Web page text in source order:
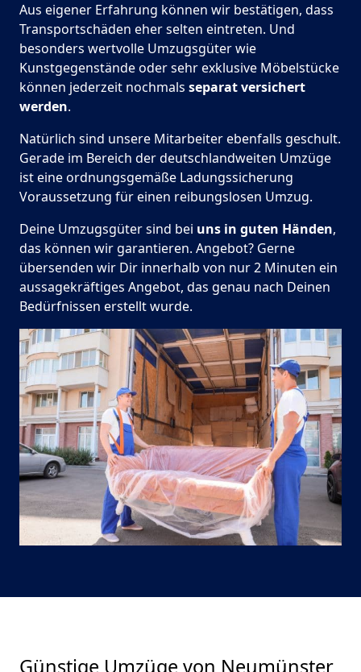
Aus eigener Erfahrung können wir bestätigen, dass
Transportschäden eher selten eintreten. Und
besonders wertvolle Umzugsgüter wie
Kunstgegenstände oder sehr exklusive Möbelstücke
können jederzeit nochmals separat versichert
werden.
Natürlich sind unsere Mitarbeiter ebenfalls geschult.
Gerade im Bereich der deutschlandweiten Umzüge
ist eine ordnungsgemäße Ladungssicherung
Voraussetzung für einen reibungslosen Umzug.
Deine Umzugsgüter sind bei uns in guten Händen,
das können wir garantieren. Angebot? Gerne
übersenden wir Dir innerhalb von nur 2 Minuten ein
aussagekräftiges Angebot, das genau nach Deinen
Bedürfnissen erstellt wurde.
Günstige Umzüge von Neumünster